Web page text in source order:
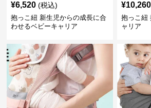
¥6,520 (税込)
抱っこ紐 新生児からの成長に合
わせるベビーキャリア
¥10,260
抱っこ紐
ャリア